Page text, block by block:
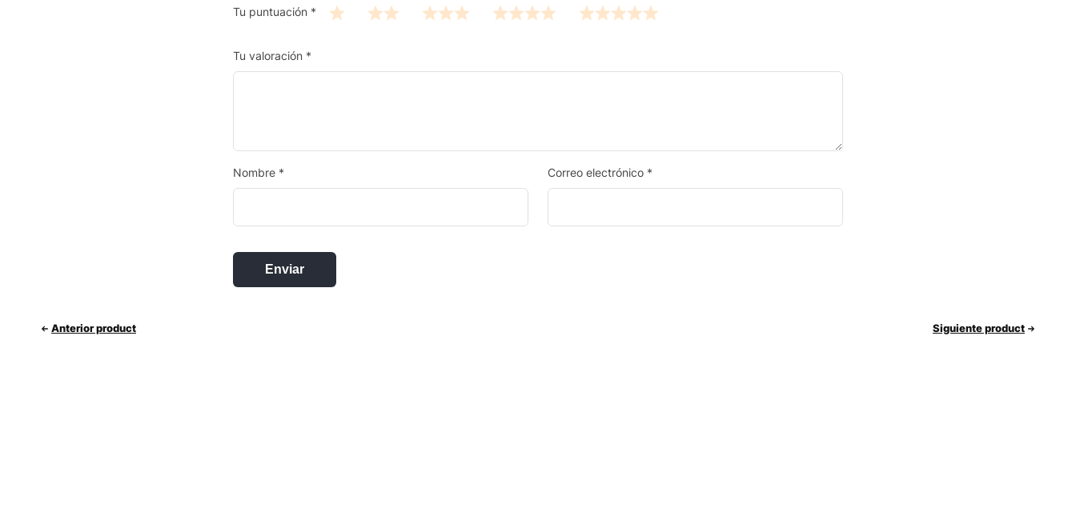
Tu puntuación *
Tu valoración *
Nombre * Correo electrónico *
Anterior product Siguiente product